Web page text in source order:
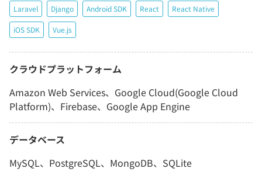
Laravel Django Android SDK React React Native
iOS SDK Vue.js
クラウドプラットフォーム
Amazon Web Services、Google Cloud(Google Cloud
Platform)、Firebase、Google App Engine
データベース
MySQL、PostgreSQL、MongoDB、SQLite